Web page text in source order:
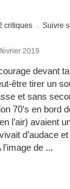
critiques Suivre
2019
devant
être tirer un
et sans
70’s en bord
l’air) avaient
d’audace
de ...